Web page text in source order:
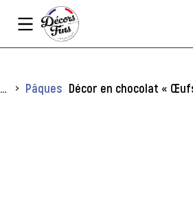
Vous êtes ici :
Pâques Décor en chocolat «
Panneau de gestion des cookies